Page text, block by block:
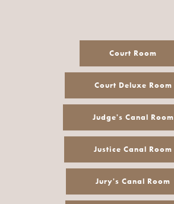
Court Room
Court Deluxe Room
Judge's Canal Room
Justice Canal Room
Jury's Canal Room